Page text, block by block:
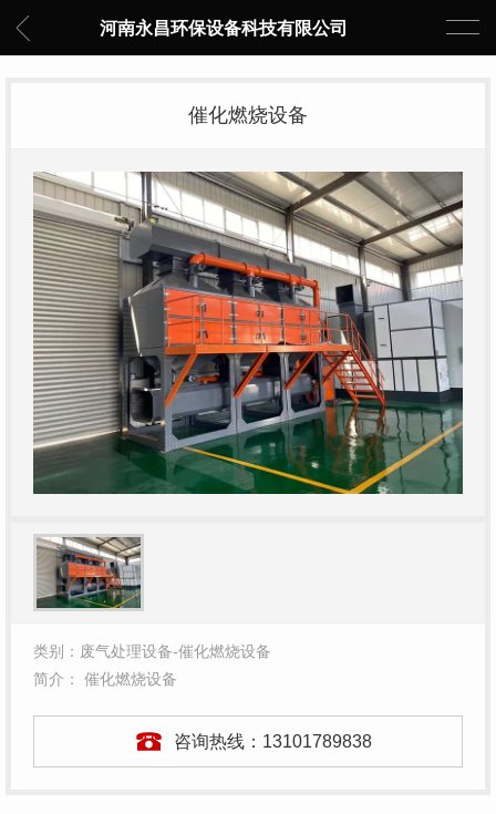
河南永昌环保设备科技有限公司
催化燃烧设备
类别：废气处理设备-催化燃烧设备
简介： 催化燃烧设备
咨询热线： 13101789838